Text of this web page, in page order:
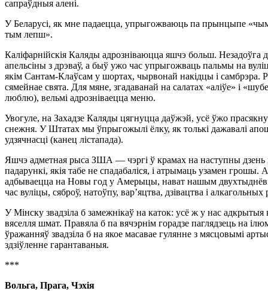
сапраўдныя алені.
У Беларусі, як мне падаецца, упрыгожваюць па прынцыпе
тым лепш».
Каліфарнійскія Каляды адрозніваюцца яшчэ больш. Незадоўга
апельсіны з дрэваў, а быў ужо час упрыгожваць пальмы на
якім Сантам-Клаўсам у шортах, чырвонай накідцы і
сямейнае свята. Для мяне, згадаванай на салатах «аліўе» і
люблю), вельмі адрозніваецца меню.
Увогуле, на Захадзе Каляды цягнуцца даўжэй, усё ўжо
снежня. У Штатах мы ўпрыгожылі ёлку, як толькі дажавалі
удзячнасці (канец лістапада).
Яшчэ адметная рыса ЗША — чэргі ў крамах на наступны дзень
падарункі, якія табе не спадабаліся, і атрымаць узамен грошы.
адбываецца на Новы год у Амерыцы, нават нашым
час вуліцы, сяброў, натоўпу, вар’яцтва, дзівацтва і алкагольных
У Мінску звадзіла б замежнікаў на каток: усё ж у нас адкрытыя
вяселля шмат. Правяла б па вячэрнім горадзе паглядзець на
ўражанняў звадзіла б на якое масавае гулянне з мясцовымі
здзіўленне гарантаваныя.
***
Вольга, Прага, Чэхія